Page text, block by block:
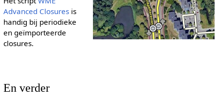
Advanced Closuresis
handig bij periodieke
en geïmporteerde
closures.
En verder